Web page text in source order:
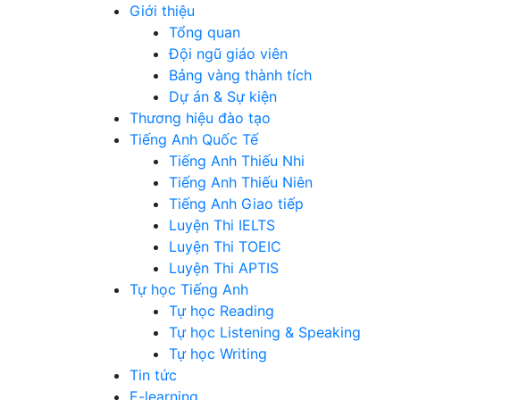
Giới thiệu
Tổng quan
Đội ngũ giáo viên
Bảng vàng thành tích
Dự án & Sự kiện
Thương hiệu đào tạo
Tiếng Anh Quốc Tế
Tiếng Anh Thiếu Nhi
Tiếng Anh Thiếu Niên
Tiếng Anh Giao tiếp
Luyện Thi IELTS
Luyện Thi TOEIC
Luyện Thi APTIS
Tự học Tiếng Anh
Tự học Reading
Tự học Listening & Speaking
Tự học Writing
Tin tức
E-learning